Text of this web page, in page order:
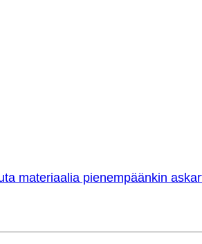
materiaalia pienempäänkin